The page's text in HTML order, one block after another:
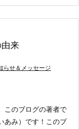
来
らせ＆メッセージ
このブログの著者で
あみ）です！ このブ